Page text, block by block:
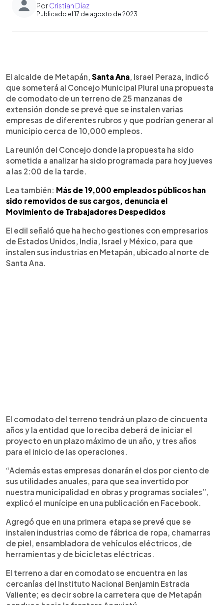
PorCristian Díaz
Publicado el 17 de agosto de 2023
► Escuchar artículo
El alcalde de Metapán, Santa Ana, Israel Peraza, indicó
que someterá al Concejo Municipal Plural una propuesta
de comodato de un terreno de 25 manzanas de
extensión donde se prevé que se instalen varias
empresas de diferentes rubros y que podrían generar al
municipio cerca de 10,000 empleos.
La reunión del Concejo donde la propuesta ha sido
sometida a analizar ha sido programada para hoy jueves
a las 2:00 de la tarde.
Lea también: Más de 19,000 empleados públicos han
sido removidos de sus cargos, denuncia el
Movimiento de Trabajadores Despedidos
El edil señaló que ha hecho gestiones con empresarios
de Estados Unidos, India, Israel y México, para que
instalen sus industrias en Metapán, ubicado al norte de
Santa Ana.
El comodato del terreno tendrá un plazo de cincuenta
años y la entidad que lo reciba deberá de iniciar el
proyecto en un plazo máximo de un año, y tres años
para el inicio de las operaciones.
“Además estas empresas donarán el dos por ciento de
sus utilidades anuales, para que sea invertido por
nuestra municipalidad en obras y programas sociales”,
explicó el munícipe en una publicación en Facebook.
Agregó que en una primera etapa se prevé que se
instalen industrias como de fábrica de ropa, chamarras
de piel, ensambladora de vehículos eléctricos, de
herramientas y de bicicletas eléctricas.
El terreno a dar en comodato se encuentra en las
cercanías del Instituto Nacional Benjamin Estrada
Valiente; es decir sobre la carretera que de Metapán